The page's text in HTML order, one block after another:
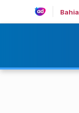
Bahia